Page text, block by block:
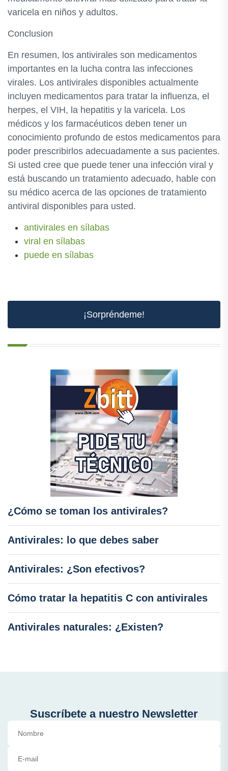
varicela en niños y adultos.
Conclusion
En resumen, los antivirales son medicamentos
importantes en la lucha contra las infecciones
virales. Los antivirales disponibles actualmente
incluyen medicamentos para tratar la influenza, el
herpes, el VIH, la hepatitis y la varicela. Los
médicos y los farmacéuticos deben tener un
conocimiento profundo de estos medicamentos para
poder prescribirlos adecuadamente a sus pacientes.
Si usted cree que puede tener una infección viral y
está buscando un tratamiento adecuado, hable con
su médico acerca de las opciones de tratamiento
antiviral disponibles para usted.
antivirales en sílabas
viral en sílabas
puede en sílabas
¡Sorpréndeme!
¿Cómo se toman los antivirales?
Antivirales: lo que debes saber
Antivirales: ¿Son efectivos?
Cómo tratar la hepatitis C con antivirales
Antivirales naturales: ¿Existen?
Suscríbete a nuestro Newsletter